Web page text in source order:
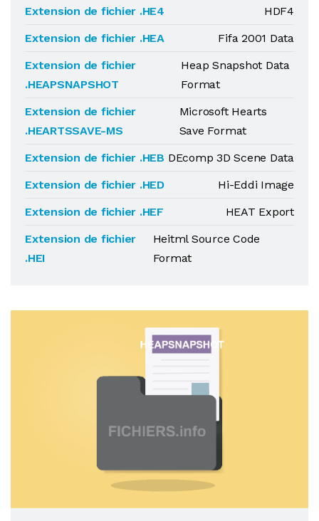
Extension de fichier .HE4
HDF4
Extension de fichier .HEA
Fifa 2001 Data
Extension de fichier
.HEAPSNAPSHOT
Heap Snapshot Data
Format
Extension de fichier
.HEARTSSAVE-MS
Microsoft Hearts
Save Format
Extension de fichier .HEB DEcomp 3D Scene Data
Extension de fichier .HED
Hi-Eddi Image
Extension de fichier .HEF
HEAT Export
Extension de fichier
.HEI
Heitml Source Code
Format